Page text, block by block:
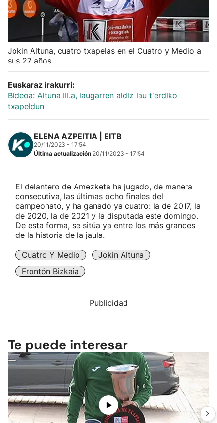
Herri-kirolak
Balonmano
Kirolak 360
Atletismo
Carreras de montaña
Más deportes
Jokin Altuna, cuatro txapelas en el Cuatro y Medio a
sus 27 años
Euskaraz irakurri:
Bideoa: Altuna III.a, laugarren aldiz lau t'erdiko
txapeldun
ELENA AZPEITIA | EITB
20/11/2023 - 17:54
Última actualización 20/11/2023 - 17:54
El delantero de Amezketa ha jugado, de manera
consecutiva, las últimas ocho finales del
campeonato, y ha ganado ya cuatro: la de 2017, la
de 2020, la de 2021 y la disputada este domingo.
De esta forma, se sitúa ya entre los más grandes
de la historia de la jaula.
Cuatro Y Medio
Jokin Altuna
Frontón Bizkaia
Publicidad
Te puede interesar